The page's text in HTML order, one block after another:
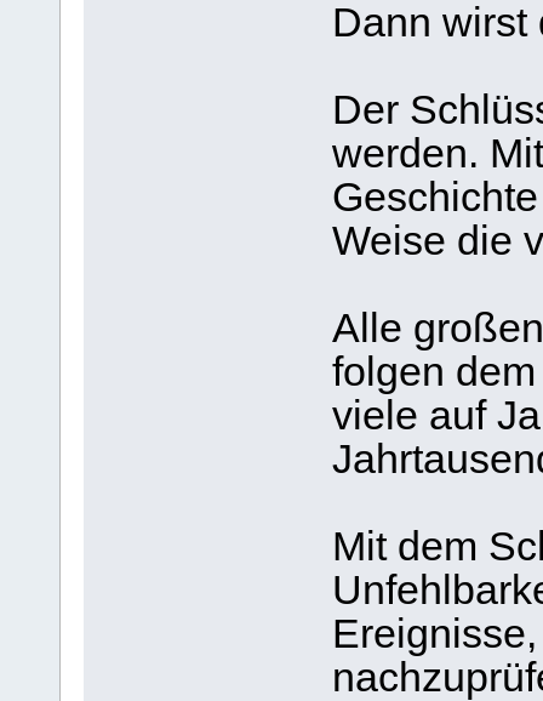
Dann wirst
Der
werden.
Weise die
Alle
folgen
viele auf
Mit dem